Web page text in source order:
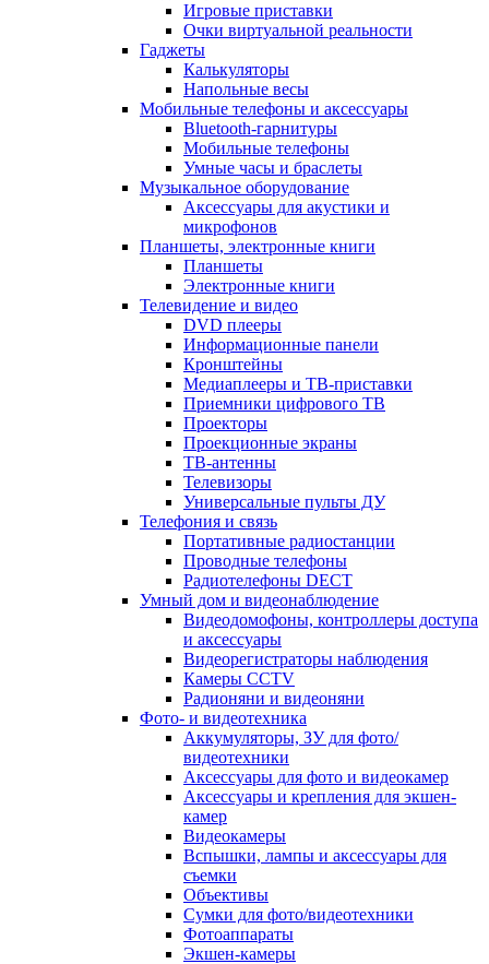
Игровые приставки
Очки виртуальной реальности
Гаджеты
Калькуляторы
Напольные весы
Мобильные телефоны и аксессуары
Bluetooth-гарнитуры
Мобильные телефоны
Умные часы и браслеты
Музыкальное оборудование
Аксессуары для акустики и
микрофонов
Планшеты, электронные книги
Планшеты
Электронные книги
Телевидение и видео
DVD плееры
Информационные панели
Кронштейны
Медиаплееры и ТВ-приставки
Приемники цифрового ТВ
Проекторы
Проекционные экраны
ТВ-антенны
Телевизоры
Универсальные пульты ДУ
Телефония и связь
Портативные радиостанции
Проводные телефоны
Радиотелефоны DECT
Умный дом и видеонаблюдение
Видеодомофоны, контроллеры доступа
и аксессуары
Видеорегистраторы наблюдения
Камеры CCTV
Радионяни и видеоняни
Фото- и видеотехника
Аккумуляторы, ЗУ для фото/
видеотехники
Аксессуары для фото и видеокамер
Аксессуары и крепления для экшен-
камер
Видеокамеры
Вспышки, лампы и аксессуары для
съемки
Объективы
Сумки для фото/видеотехники
Фотоаппараты
Экшен-камеры